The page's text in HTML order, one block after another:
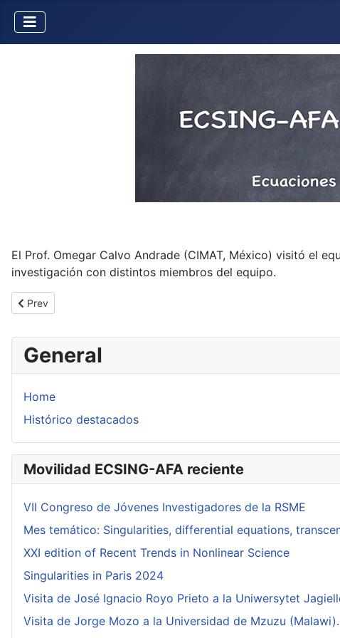
General
Home
Histórico destacados
Movilidad ECSING-AFA reciente
VII Congreso de Jóvenes Investigadores de la RSME
Mes temático: Singularities, differential equations,
XXI edition of Recent Trends in Nonlinear Science
Singularities in Paris 2024
Visita de José Ignacio Royo Prieto a la Uniwersytet
Visita de Jorge Mozo a la Universidad de Mzuzu (Malawi).
El Prof. Omegar Calvo Andrade (CIMAT, México) visitó el
investigación con distintos miembros del equipo.
Previous article: Claudia R. Alcántara (Universidad de Guanajuato)
Prev